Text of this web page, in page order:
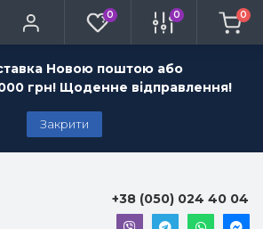
Новою поштою або
грн! Щоденне відправлення!
Закрити
0 0 0
+38 (050) 024 40 04